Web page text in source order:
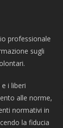
professionale
sugli
i liberi
alle norme,
normativi in
la fiducia